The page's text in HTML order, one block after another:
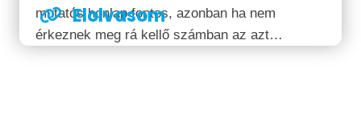
mutatós honlap fontos, azonban ha nem
érkeznek meg rá kellő számban az azt
Elolvasom